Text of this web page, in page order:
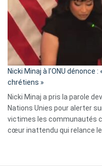
Nicki Minaj à l’ONU dénonce
chrétiens »
Nicki Minaj a pris la parole
Nations Unies pour alerter
victimes les communautés
cœur inattendu qui relance